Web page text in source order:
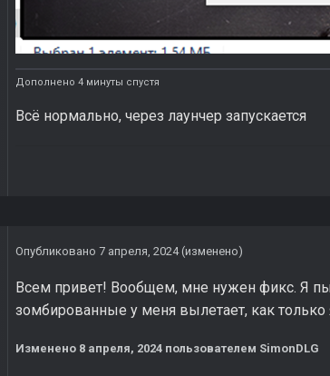
Дополнено 4 минуты спустя
Всё нормально, через лаунчер запускается
Опубликовано 7 апреля, 2024 (изменено)
Всем привет! Вообщем, мне нужен фикс. Я
зомбированные у меня вылетает, как
Изменено 8 апреля, 2024 пользователем SimonDLG